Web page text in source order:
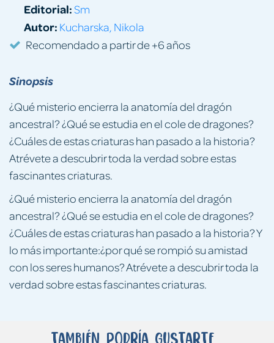
Sinopsis
¿Qué misterio encierra la anatomía del dragón
ancestral? ¿Qué se estudia en el cole de dragones?
¿Cuáles de estas criaturas han pasado a la historia?
Atrévete a descubrir toda la verdad sobre estas
fascinantes criaturas.
¿Qué misterio encierra la anatomía del dragón
ancestral? ¿Qué se estudia en el cole de dragones?
¿Cuáles de estas criaturas han pasado a la historia? Y
lo más importante:¿por qué se rompió su amistad
con los seres humanos? Atrévete a descubrir toda la
verdad sobre estas fascinantes criaturas.
Editorial:Sm
Autor: Kucharska, Nikola
Recomendado a partir de +6 años
También podría gustarte...